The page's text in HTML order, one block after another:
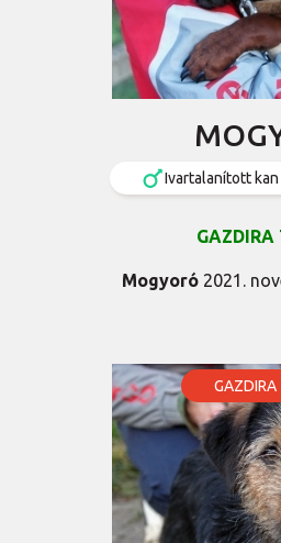
Ivartalanított kan
Mogyoró2021.
GAZDIRA